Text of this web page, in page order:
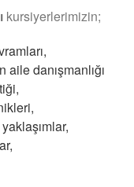
kursiyerlerimizin;
danışmanlığı